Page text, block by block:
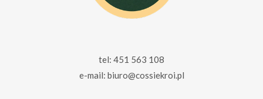
tel: 451 563 108
e-mail: biuro@cossiekroi.pl